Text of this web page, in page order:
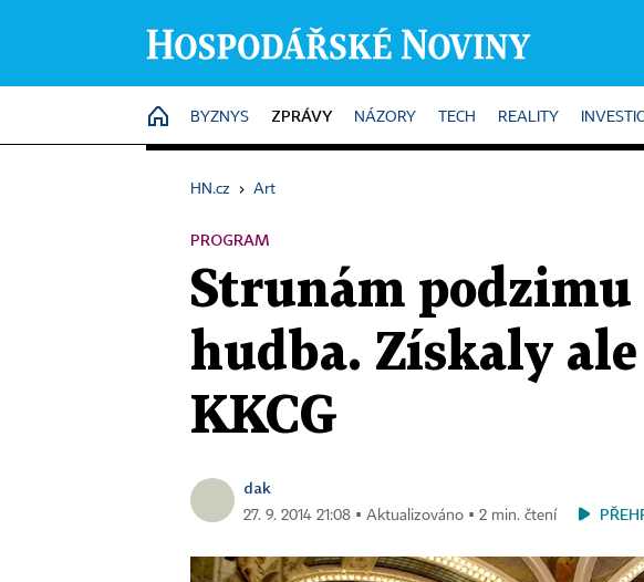
HOME
BYZNYS ZPRÁVY NÁZORY TECH REALITY
HN.cz › Art
PROGRAM
Strunám
hudba. Získaly
KKCG
dak
27. 9. 2014 21:08 ▪ Aktualizováno ▪ 2 min. čtení